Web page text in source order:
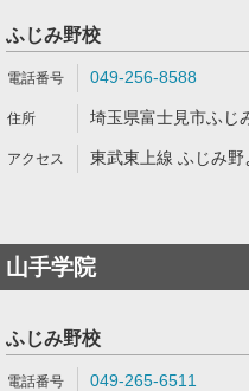
ふじみ野校
049-256-8588
埼玉県富士見市ふじ
東武東上線 ふじみ
山手学院
ふじみ野校
049-265-6511